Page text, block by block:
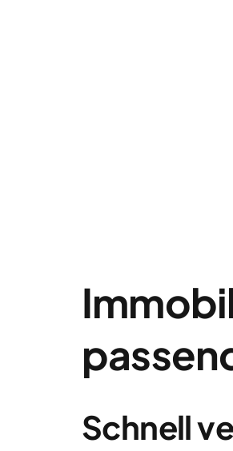
Schnell